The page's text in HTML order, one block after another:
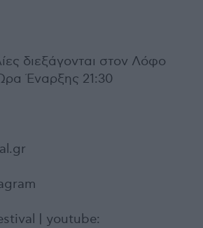
διεξάγονται στον Λόφο
Έναρξης 21:30
| youtube: